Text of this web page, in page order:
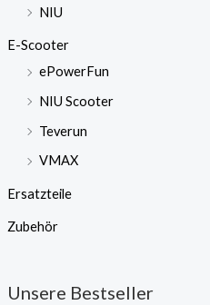
NIU
E-Scooter
ePowerFun
NIU Scooter
Teverun
VMAX
Ersatzteile
Zubehör
Unsere Bestseller